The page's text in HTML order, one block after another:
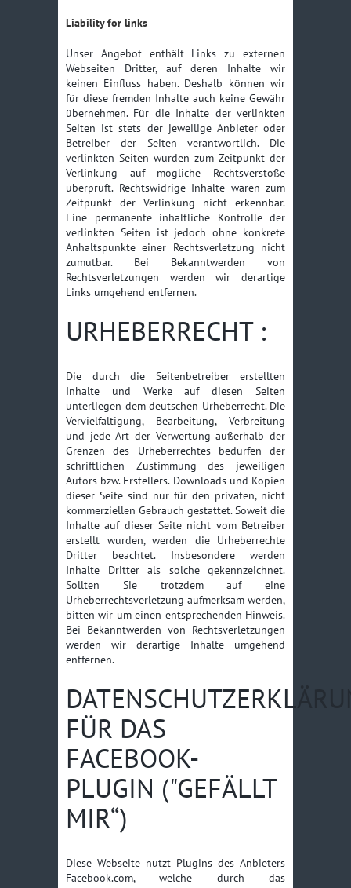
Liability for links
Unser Angebot enthält Links zu externen
Webseiten Dritter, auf deren Inhalte wir
keinen Einfluss haben. Deshalb können wir
für diese fremden Inhalte auch keine Gewähr
übernehmen. Für die Inhalte der verlinkten
Seiten ist stets der jeweilige Anbieter oder
Betreiber der Seiten verantwortlich. Die
verlinkten Seiten wurden zum Zeitpunkt der
Verlinkung auf mögliche Rechtsverstöße
überprüft. Rechtswidrige Inhalte waren zum
Zeitpunkt der Verlinkung nicht erkennbar.
Eine permanente inhaltliche Kontrolle der
verlinkten Seiten ist jedoch ohne konkrete
Anhaltspunkte einer Rechtsverletzung nicht
zumutbar. Bei Bekanntwerden von
Rechtsverletzungen werden wir derartige
Links umgehend entfernen.
URHEBERRECHT :
Die durch die Seitenbetreiber erstellten
Inhalte und Werke auf diesen Seiten
unterliegen dem deutschen Urheberrecht. Die
Vervielfältigung, Bearbeitung, Verbreitung
und jede Art der Verwertung außerhalb der
Grenzen des Urheberrechtes bedürfen der
schriftlichen Zustimmung des jeweiligen
Autors bzw. Erstellers. Downloads und Kopien
dieser Seite sind nur für den privaten, nicht
kommerziellen Gebrauch gestattet. Soweit die
Inhalte auf dieser Seite nicht vom Betreiber
erstellt wurden, werden die Urheberrechte
Dritter beachtet. Insbesondere werden
Inhalte Dritter als solche gekennzeichnet.
Sollten Sie trotzdem auf eine
Urheberrechtsverletzung aufmerksam werden,
bitten wir um einen entsprechenden Hinweis.
Bei Bekanntwerden von Rechtsverletzungen
werden wir derartige Inhalte umgehend
entfernen.
FÜR DAS
FACEBOOK-
PLUGIN ("GEFÄLLT
MIR“)
Diese Webseite nutzt Plugins des Anbieters
Facebook.com, welche durch das